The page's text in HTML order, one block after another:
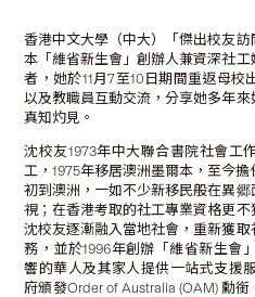
香港中文大學（中大）「傑出校友
本「維省新生會」創辦人兼資深社
者，她於11月7至10日期間重返母
以及教職員互動交流，分享她多年
真知灼見。
沈校友1973年中大聯合書院社會工
工，1975年移居澳洲墨爾本，至今
初到澳洲，一如不少新移民般在異
視；在香港考取的社工專業資格更不
沈校友逐漸融入當地社會，重新獲
務，並於1996年創辦「維省新生會
響的華人及其家人提供一站式支援
府頒發Order of Australia (OAM) 勳